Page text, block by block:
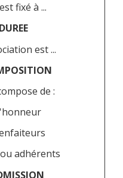
fixé à ...
est ...
de :
adhérents